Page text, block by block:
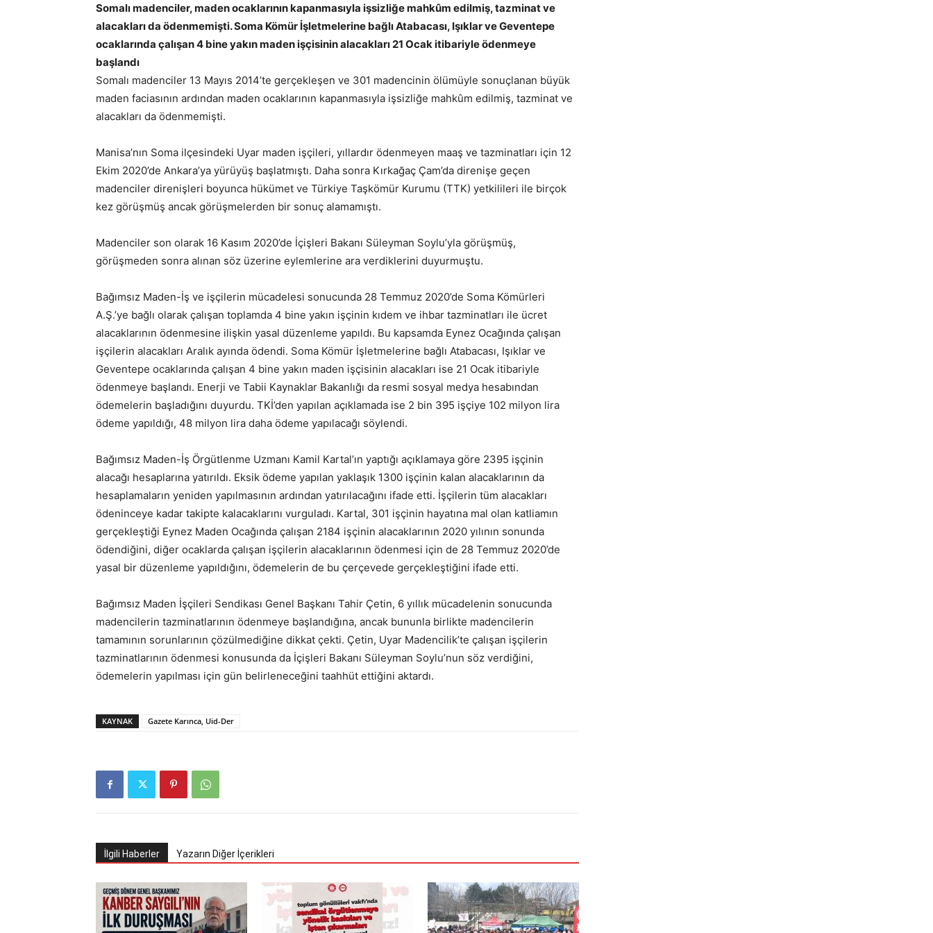
Somalı madenciler, maden ocaklarının kapanmasıyla işsizliğe mahkûm edilmiş, tazminat ve
alacakları da ödenmemişti. Soma Kömür İşletmelerine bağlı Atabacası, Işıklar ve Geventepe
ocaklarında çalışan 4 bine yakın maden işçisinin alacakları 21 Ocak itibariyle ödenmeye
başlandı
Somalı madenciler 13 Mayıs 2014’te gerçekleşen ve 301 madencinin ölümüyle sonuçlanan büyük
maden faciasının ardından maden ocaklarının kapanmasıyla işsizliğe mahkûm edilmiş, tazminat ve
alacakları da ödenmemişti.
Manisa’nın Soma ilçesindeki Uyar maden işçileri, yıllardır ödenmeyen maaş ve tazminatları için 12
Ekim 2020’de Ankara’ya yürüyüş başlatmıştı. Daha sonra Kırkağaç Çam’da direnişe geçen
madenciler direnişleri boyunca hükümet ve Türkiye Taşkömür Kurumu (TTK) yetkilileri ile birçok
kez görüşmüş ancak görüşmelerden bir sonuç alamamıştı.
Madenciler son olarak 16 Kasım 2020’de İçişleri Bakanı Süleyman Soylu’yla görüşmüş,
görüşmeden sonra alınan söz üzerine eylemlerine ara verdiklerini duyurmuştu.
Bağımsız Maden-İş ve işçilerin mücadelesi sonucunda 28 Temmuz 2020’de Soma Kömürleri
A.Ş.’ye bağlı olarak çalışan toplamda 4 bine yakın işçinin kıdem ve ihbar tazminatları ile ücret
alacaklarının ödenmesine ilişkin yasal düzenleme yapıldı. Bu kapsamda Eynez Ocağında çalışan
işçilerin alacakları Aralık ayında ödendi. Soma Kömür İşletmelerine bağlı Atabacası, Işıklar ve
Geventepe ocaklarında çalışan 4 bine yakın maden işçisinin alacakları ise 21 Ocak itibariyle
ödenmeye başlandı. Enerji ve Tabii Kaynaklar Bakanlığı da resmi sosyal medya hesabından
ödemelerin başladığını duyurdu. TKİ’den yapılan açıklamada ise 2 bin 395 işçiye 102 milyon lira
ödeme yapıldığı, 48 milyon lira daha ödeme yapılacağı söylendi.
Bağımsız Maden-İş Örgütlenme Uzmanı Kamil Kartal’ın yaptığı açıklamaya göre 2395 işçinin
alacağı hesaplarına yatırıldı. Eksik ödeme yapılan yaklaşık 1300 işçinin kalan alacaklarının da
hesaplamaların yeniden yapılmasının ardından yatırılacağını ifade etti. İşçilerin tüm alacakları
ödeninceye kadar takipte kalacaklarını vurguladı. Kartal, 301 işçinin hayatına mal olan katliamın
gerçekleştiği Eynez Maden Ocağında çalışan 2184 işçinin alacaklarının 2020 yılının sonunda
ödendiğini, diğer ocaklarda çalışan işçilerin alacaklarının ödenmesi için de 28 Temmuz 2020’de
yasal bir düzenleme yapıldığını, ödemelerin de bu çerçevede gerçekleştiğini ifade etti.
Bağımsız Maden İşçileri Sendikası Genel Başkanı Tahir Çetin, 6 yıllık mücadelenin sonucunda
madencilerin tazminatlarının ödenmeye başlandığına, ancak bununla birlikte madencilerin
tamamının sorunlarının çözülmediğine dikkat çekti. Çetin, Uyar Madencilik’te çalışan işçilerin
tazminatlarının ödenmesi konusunda da İçişleri Bakanı Süleyman Soylu’nun söz verdiğini,
ödemelerin yapılması için gün belirleneceğini taahhüt ettiğini aktardı.
KAYNAK Gazete Karınca, Uid-Der
İlgili Haberler Yazarın Diğer İçerikleri